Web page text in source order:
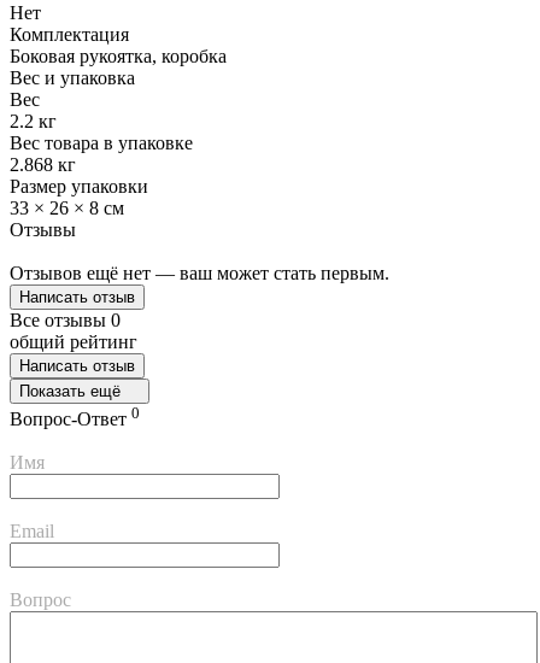
Нет
Комплектация
Боковая рукоятка, коробка
Вес и упаковка
Вес
2.2 кг
Вес товара в упаковке
2.868 кг
Размер упаковки
33 × 26 × 8 см
Отзывы
Отзывов ещё нет — ваш может стать первым.
Написать отзыв
Все отзывы 0
общий рейтинг
Написать отзыв
Показать ещё
Вопрос-Ответ 0
Имя
Email
Вопрос